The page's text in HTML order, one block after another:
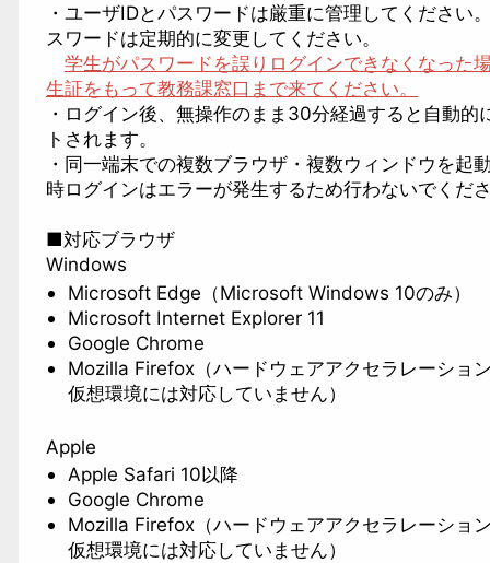
・ユーザIDとパスワードは厳重に管理してください
スワードは定期的に変更してください。
学生がパスワードを誤りログインできなくなった
生証をもって教務課窓口まで来てください。
・ログイン後、無操作のまま30分経過すると自動的
トされます。
・同一端末での複数ブラウザ・複数ウィンドウを起
時ログインはエラーが発生するため行わないでくだ
■対応ブラウザ
Windows
Microsoft Edge（Microsoft Windows 10のみ）
Microsoft Internet Explorer 11
Google Chrome
Mozilla Firefox（ハードウェアアクセラレーショ
仮想環境には対応していません）
Apple
Apple Safari 10以降
Google Chrome
Mozilla Firefox（ハードウェアアクセラレーショ
仮想環境には対応していません）